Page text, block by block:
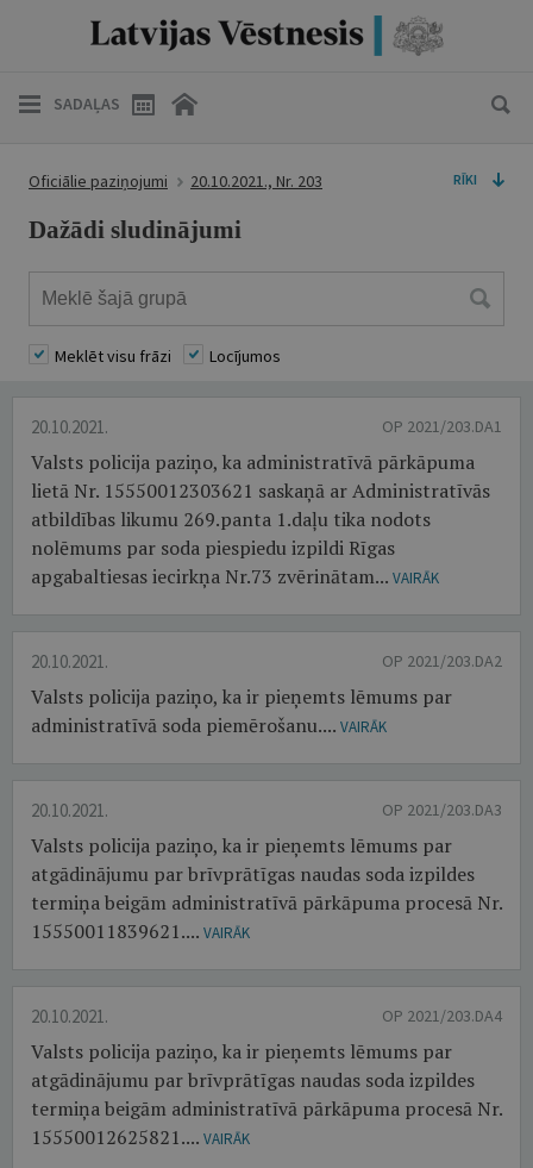
SADAĻAS
Oficiālie paziņojumi 20.10.2021., Nr. 203 RĪKI
Dažādi sludinājumi
Meklēt visu frāzi Locījumos
20.10.2021. OP 2021/203.DA1
Valsts policija paziņo, ka administratīvā pārkāpuma
lietā Nr. 15550012303621 saskaņā ar Administratīvās
atbildības likumu 269.panta 1.daļu tika nodots
nolēmums par soda piespiedu izpildi Rīgas
apgabaltiesas iecirkņa Nr.73 zvērinātam... VAIRĀK
20.10.2021. OP 2021/203.DA2
Valsts policija paziņo, ka ir pieņemts lēmums par
administratīvā soda piemērošanu.... VAIRĀK
20.10.2021. OP 2021/203.DA3
Valsts policija paziņo, ka ir pieņemts lēmums par
atgādinājumu par brīvprātīgas naudas soda izpildes
termiņa beigām administratīvā pārkāpuma procesā Nr.
15550011839621.... VAIRĀK
20.10.2021. OP 2021/203.DA4
Valsts policija paziņo, ka ir pieņemts lēmums par
atgādinājumu par brīvprātīgas naudas soda izpildes
termiņa beigām administratīvā pārkāpuma procesā Nr.
15550012625821.... VAIRĀK